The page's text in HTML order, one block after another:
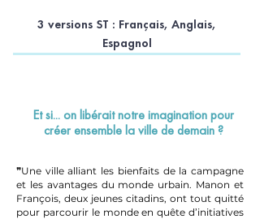
3 versions ST : Français, Anglais,
Espagnol
Et si... on libérait notre imagination pour
créer ensemble la ville de demain ?
❞Une ville alliant les bienfaits de la campagne
et les avantages du monde urbain. Manon et
François, deux jeunes citadins, ont tout quitté
pour parcourir le monde en quête d’initiatives